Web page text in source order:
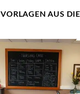
AUS